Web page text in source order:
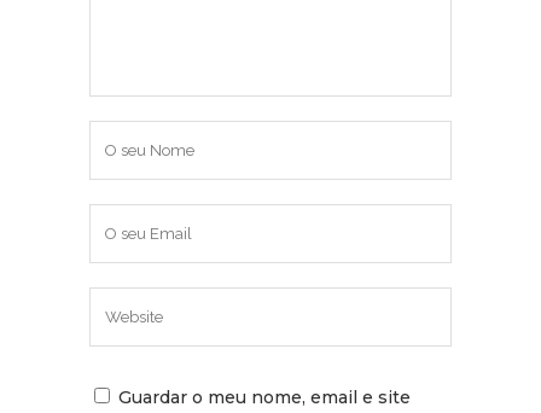
Guardar o meu nome, email e site